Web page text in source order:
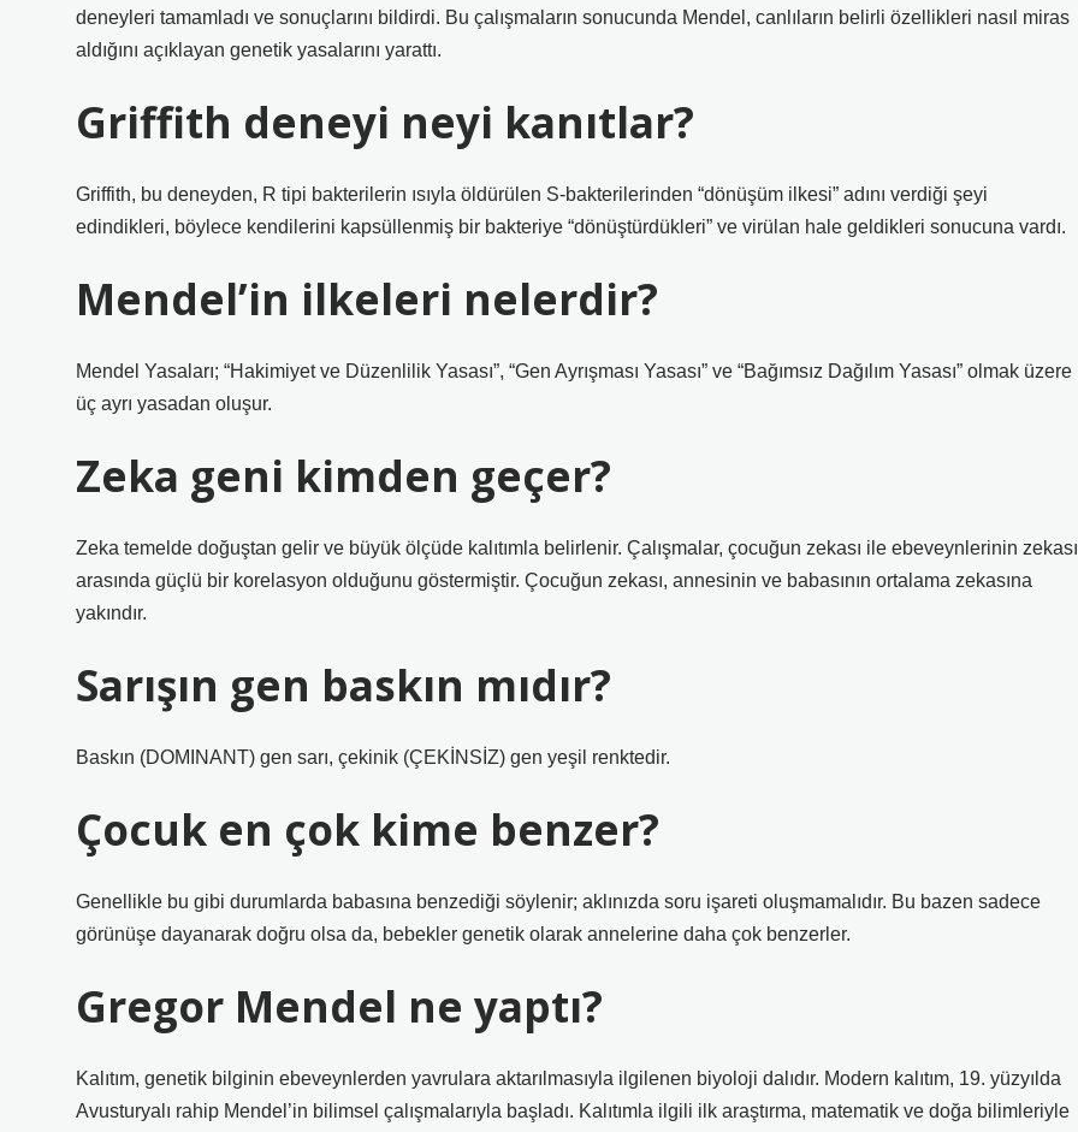
deneyleri tamamladı ve sonuçlarını bildirdi. Bu çalışmaların sonucunda Mendel, canlıların belirli özellikleri nasıl miras
aldığını açıklayan genetik yasalarını yarattı.
Griffith deneyi neyi kanıtlar?
Griffith, bu deneyden, R tipi bakterilerin ısıyla öldürülen S-bakterilerinden “dönüşüm ilkesi” adını verdiği şeyi
edindikleri, böylece kendilerini kapsüllenmiş bir bakteriye “dönüştürdükleri” ve virülan hale geldikleri sonucuna vardı.
Mendel’in ilkeleri nelerdir?
Mendel Yasaları; “Hakimiyet ve Düzenlilik Yasası”, “Gen Ayrışması Yasası” ve “Bağımsız Dağılım Yasası” olmak üzere
üç ayrı yasadan oluşur.
Zeka geni kimden geçer?
Zeka temelde doğuştan gelir ve büyük ölçüde kalıtımla belirlenir. Çalışmalar, çocuğun zekası ile ebeveynlerinin zekası
arasında güçlü bir korelasyon olduğunu göstermiştir. Çocuğun zekası, annesinin ve babasının ortalama zekasına
yakındır.
Sarışın gen baskın mıdır?
Baskın (DOMINANT) gen sarı, çekinik (ÇEKİNSİZ) gen yeşil renktedir.
Çocuk en çok kime benzer?
Genellikle bu gibi durumlarda babasına benzediği söylenir; aklınızda soru işareti oluşmamalıdır. Bu bazen sadece
görünüşe dayanarak doğru olsa da, bebekler genetik olarak annelerine daha çok benzerler.
Gregor Mendel ne yaptı?
Kalıtım, genetik bilginin ebeveynlerden yavrulara aktarılmasıyla ilgilenen biyoloji dalıdır. Modern kalıtım, 19. yüzyılda
Avusturyalı rahip Mendel’in bilimsel çalışmalarıyla başladı. Kalıtımla ilgili ilk araştırma, matematik ve doğa bilimleriyle